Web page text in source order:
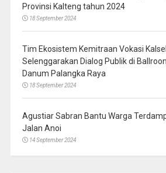
Provinsi Kalteng tahun 2024
18 September 2024
Tim Ekosistem Kemitraan Vokasi
Selenggarakan Dialog Publik di
Danum Palangka Raya
18 September 2024
Agustiar Sabran Bantu Warga
Jalan Anoi
14 September 2024